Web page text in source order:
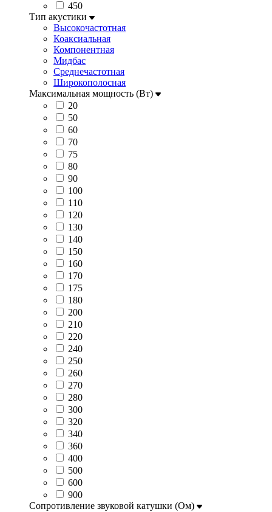
450
Тип акустики
Высокочастотная
Коаксиальная
Компонентная
Мидбас
Среднечастотная
Широкополосная
Максимальная мощность (Вт)
20
50
60
70
75
80
90
100
110
120
130
140
150
160
170
175
180
200
210
220
240
250
260
270
280
300
320
340
360
400
500
600
900
Сопротивление звуковой катушки (Ом)